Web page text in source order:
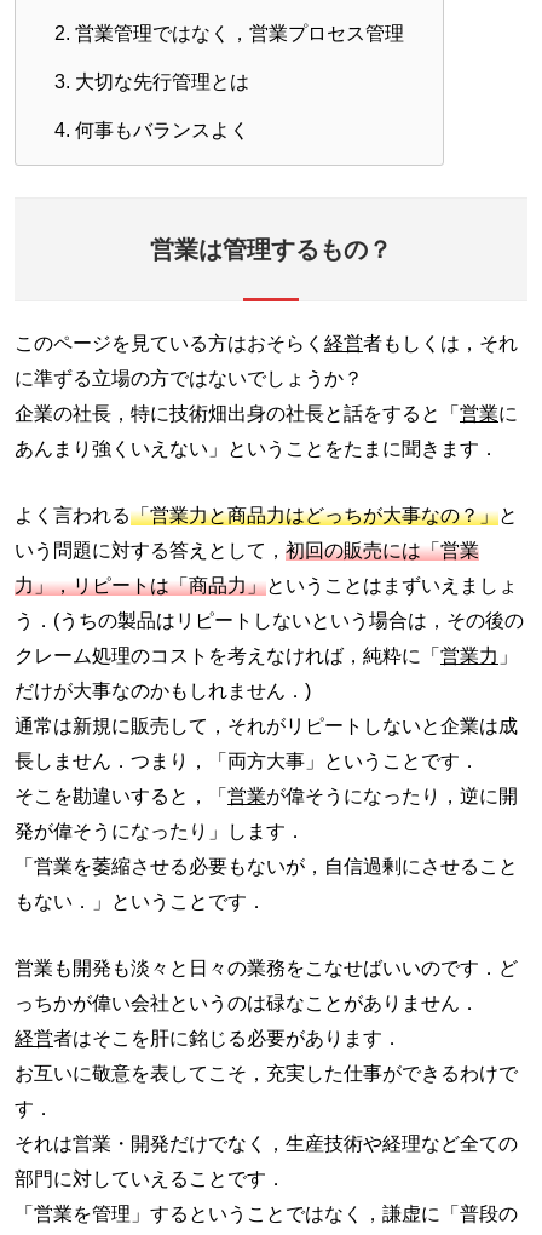
2. 営業管理ではなく，営業プロセス管理
3. 大切な先行管理とは
4. 何事もバランスよく
営業は管理するもの？
このページを見ている方はおそらく 経営者もしくは，それ
に準ずる立場の方ではないでしょうか？
企業の社長，特に技術畑出身の社長と話をすると「営業に
あんまり強くいえない」ということをたまに聞きます．
よく言われる「営業力と商品力はどっちが大事なの？」と
いう問題に対する答えとして， 初回の販売には「営業
力」，リピートは「商品力」ということはまずいえましょ
う．(うちの製品はリピートしないという場合は，その後の
クレーム処理のコストを考えなければ，純粋に「営業力 」
だけが大事なのかもしれません．)
通常は新規に販売して，それがリピートしないと企業は成
長しません．つまり，「両方大事」ということです．
そこを勘違いすると，「営業が偉そうになったり，逆に開
発が偉そうになったり」します．
「営業を萎縮させる必要もないが，自信過剰にさせること
もない．」ということです．
営業も開発も淡々と日々の業務をこなせばいいのです．ど
っちかが偉い会社というのは碌なことがありません．
経営者はそこを肝に銘じる必要があります．
お互いに敬意を表してこそ，充実した仕事ができるわけで
す．
それは営業・開発だけでなく，生産技術や経理など全ての
部門に対していえることです．
「営業を管理」するということではなく，謙虚に「普段の